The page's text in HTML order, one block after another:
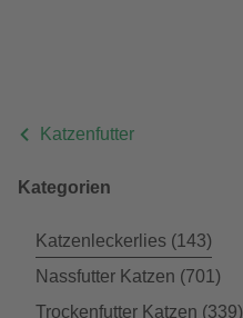
Katzenfutter
Kategorien
Katzenleckerlies (143)
Nassfutter Katzen (701)
Trockenfutter Katzen (339)